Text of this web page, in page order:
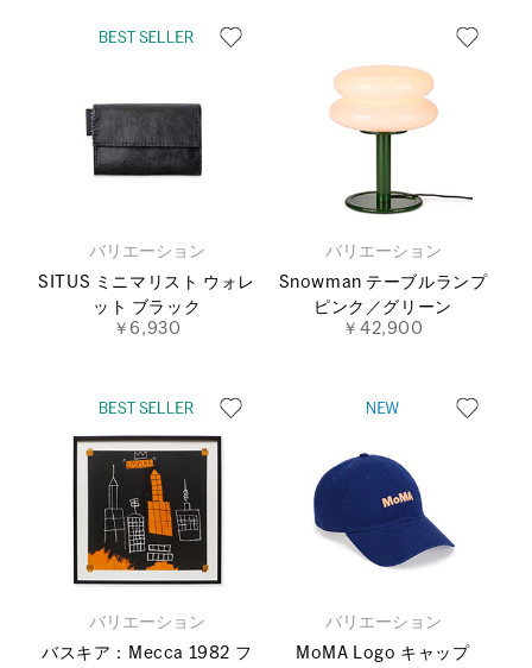
バリエーション
SITUS ミニマリスト ウォレ
ット ブラック
￥6,930
バリエーション
Snowman テーブルランプ
ピンク／グリーン
￥42,900
バリエーション
バスキア：Mecca 1982 フ
バリエーション
MoMA Logo キャップ